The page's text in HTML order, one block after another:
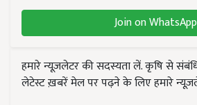
Join on WhatsApp
हमारे न्यूज़लेटर की सदस्यता लें. कृषि से
लेटेस्ट ख़बरें मेल पर पढ़ने के लिए हमारे